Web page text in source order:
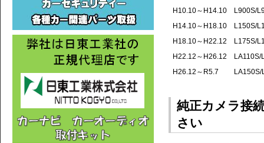
H10.10～H14.10
L900S/
H14.10～H18.10
L150S/
H18.10～H22.12
L175S/
H22.12～H26.12
LA110S/
H26.12～R5.7
純正カメラ接
さい